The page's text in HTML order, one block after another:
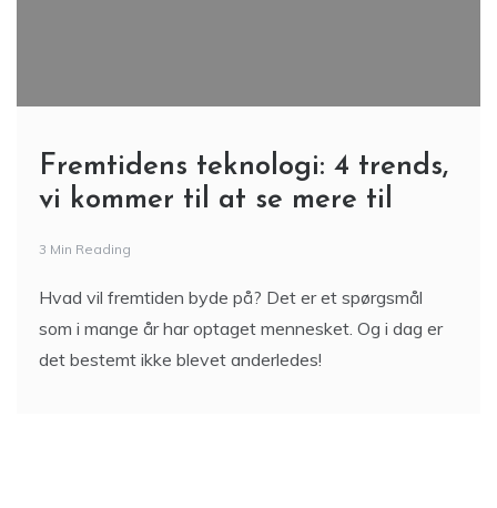
Fremtidens teknologi: 4 trends,
vi kommer til at se mere til
3 Min Reading
Hvad vil fremtiden byde på? Det er et spørgsmål
som i mange år har optaget mennesket. Og i dag er
det bestemt ikke blevet anderledes!